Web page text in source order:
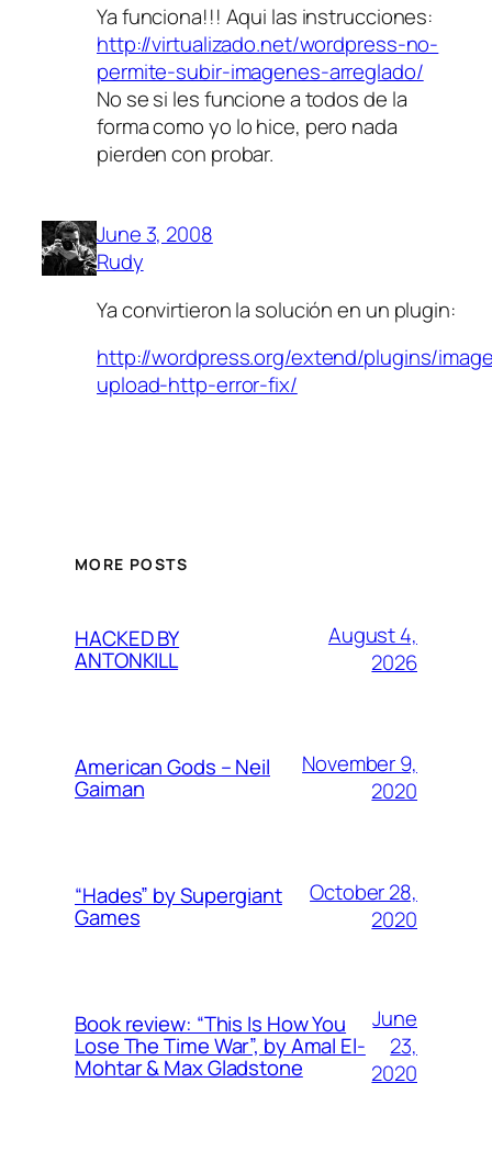
Ya funciona!!! Aqui las instrucciones:
http://virtualizado.net/wordpress-no-
permite-subir-imagenes-arreglado/
No se si les funcione a todos de la
forma como yo lo hice, pero nada
pierden con probar.
June 3, 2008
Rudy
Ya convirtieron la solución en un plugin:
http://wordpress.org/extend/plugins/
upload-http-error-fix/
MORE POSTS
HACKED BY
ANTONKILL
August 4,
2026
American Gods – Neil
Gaiman
November 9,
2020
“Hades” by Supergiant
Games
October 28,
2020
Book review: “This Is How You
Lose The Time War”, by Amal El-
Mohtar & Max Gladstone
June
23,
2020